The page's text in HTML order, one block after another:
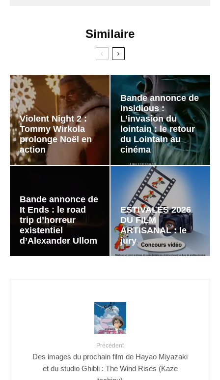
Similaire
Violent Night 2 :
Tommy Wirkola
prolonge Noël en
action
Bande annonce de
Insidious :
L’invasion du
lointain : le retour
du Lointain au
cinéma
Bande annonce de
It Ends : le road
trip d’horreur
existentiel
d’Alexander Ullom
ESTIVALES 2026
DU FILM
ARTISANAL : le
jury
Précédent
Des images du prochain film de Hayao Miyazaki
et du studio Ghibli : The Wind Rises (Kaze